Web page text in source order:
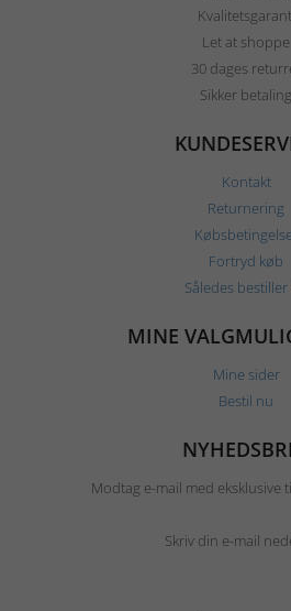
Let at shoppe
30 dages
Sikker betaling
Kontakt
Returnering
Fortryd køb
Således
MINE
Mine sider
Bestil nu
Modtag e-mail med eksklusive
Skriv din e-mail